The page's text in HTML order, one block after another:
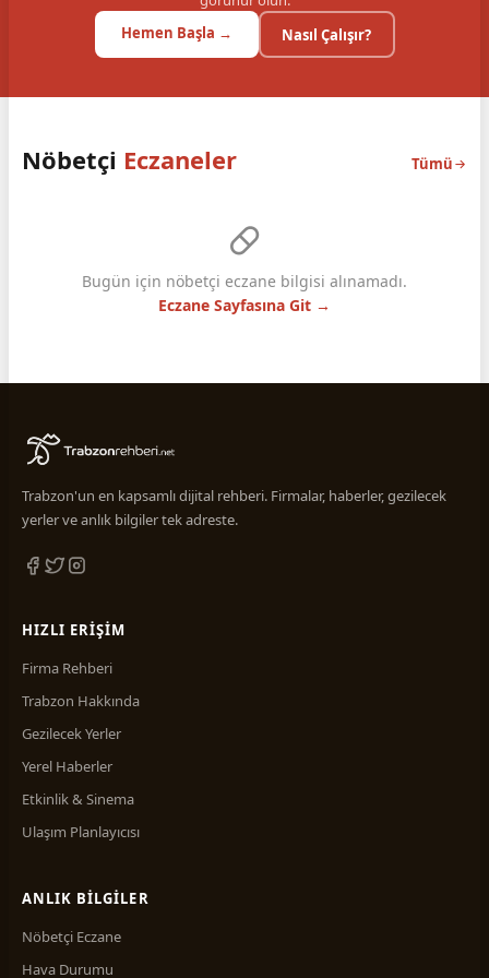
Hemen Başla →
Nasıl Çalışır?
Nöbetçi Eczaneler Tümü
Bugün için nöbetçi eczane bilgisi alınamadı.
Eczane Sayfasına Git →
Trabzon'un en kapsamlı dijital rehberi. Firmalar, haberler, gezilecek
yerler ve anlık bilgiler tek adreste.
HIZLI ERIŞIM
Firma Rehberi
Trabzon Hakkında
Gezilecek Yerler
Yerel Haberler
Etkinlik & Sinema
Ulaşım Planlayıcısı
ANLIK BILGILER
Nöbetçi Eczane
Hava Durumu